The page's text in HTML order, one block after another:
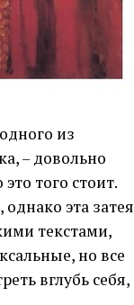
из
– довольно
того стоит.
эта затея
текстами,
но все
вглубь себя,